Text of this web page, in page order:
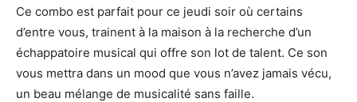
Ce combo est parfait pour ce jeudi soir où certains
d’entre vous, trainent à la maison à la recherche d’un
échappatoire musical qui offre son lot de talent. Ce son
vous mettra dans un mood que vous n’avez jamais vécu,
un beau mélange de musicalité sans faille.